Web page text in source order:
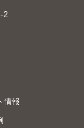
2
情報